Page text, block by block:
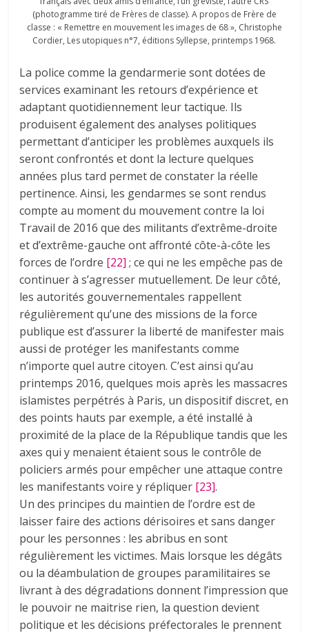
(photogramme tiré de Frères de classe). A propos de Frère de
classe : « Remettre en mouvement les images de 68 », Christophe
Cordier, Les utopiques n°7, éditions Syllepse, printemps 1968.
La police comme la gendarmerie sont dotées de
services examinant les retours d’expérience et
adaptant quotidiennement leur tactique. Ils
produisent également des analyses politiques
permettant d’anticiper les problèmes auxquels ils
seront confrontés et dont la lecture quelques
années plus tard permet de constater la réelle
pertinence. Ainsi, les gendarmes se sont rendus
compte au moment du mouvement contre la loi
Travail de 2016 que des militants d’extrême-droite
et d’extrême-gauche ont affronté côte-à-côte les
forces de l’ordre [22] ; ce qui ne les empêche pas de
continuer à s’agresser mutuellement. De leur côté,
les autorités gouvernementales rappellent
régulièrement qu’une des missions de la force
publique est d’assurer la liberté de manifester mais
aussi de protéger les manifestants comme
n’importe quel autre citoyen. C’est ainsi qu’au
printemps 2016, quelques mois après les massacres
islamistes perpétrés à Paris, un dispositif discret, en
des points hauts par exemple, a été installé à
proximité de la place de la République tandis que les
axes qui y menaient étaient sous le contrôle de
policiers armés pour empêcher une attaque contre
les manifestants voire y répliquer [23].
Un des principes du maintien de l’ordre est de
laisser faire des actions dérisoires et sans danger
pour les personnes : les abribus en sont
régulièrement les victimes. Mais lorsque les dégâts
ou la déambulation de groupes paramilitaires se
livrant à des dégradations donnent l’impression que
le pouvoir ne maitrise rien, la question devient
politique et les décisions préfectorales le prennent